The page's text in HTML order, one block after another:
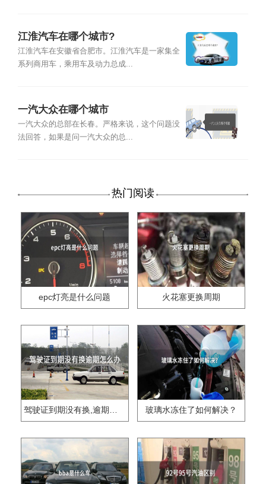
江淮汽车在哪个城市?
江淮汽车在安徽省合肥市。江淮汽车是一家集全
系列商用车，乘用车及动力总成...
一汽大众在哪个城市
一汽大众的总部在长春。严格来说，这个问题没
法回答，如果是问一汽大众的总...
热门阅读
epc灯亮是什么问题 火花塞更换周期
驾驶证到期没有换,逾期怎么办?? 玻璃水冻住了如何解决？